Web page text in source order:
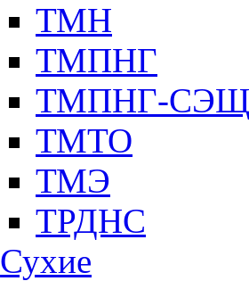
ТМН
ТМПНГ
ТМПНГ-СЭЩ
ТМТО
ТМЭ
ТРДНС
Сухие